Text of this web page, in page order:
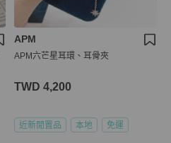
APM
APM六芒星耳環、耳骨夾
TWD 4,200
近新閒置品 本地 免運